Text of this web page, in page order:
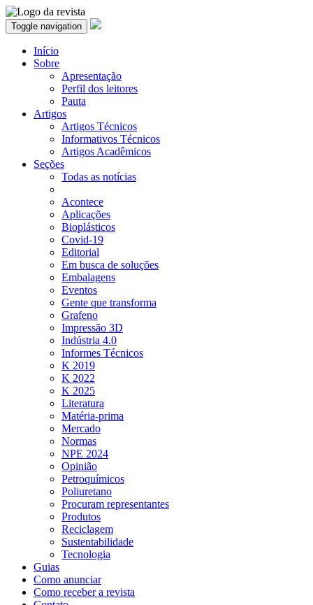
Toggle navigation
Início
Sobre
Apresentação
Perfil dos leitores
Pauta
Artigos
Artigos Técnicos
Informativos Técnicos
Artigos Acadêmicos
Seções
Todas as notícias
Acontece
Aplicações
Bioplásticos
Covid-19
Editorial
Em busca de soluções
Embalagens
Eventos
Gente que transforma
Grafeno
Impressão 3D
Indústria 4.0
Informes Técnicos
K 2019
K 2022
K 2025
Literatura
Matéria-prima
Mercado
Normas
NPE 2024
Opinião
Petroquímicos
Poliuretano
Procuram representantes
Produtos
Reciclagem
Sustentabilidade
Tecnologia
Guias
Como anunciar
Como receber a revista